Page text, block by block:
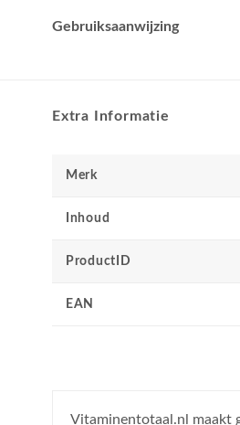
Gebruiksaanwijzing
Extra Informatie
Merk
Inhoud
ProductID
EAN
Vitaminentotaal.nl maakt